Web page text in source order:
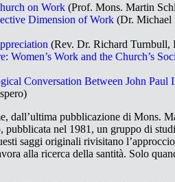
on Work (Prof. Mons. Martin
Dimension of Work (Dr. Michael
(Rev. Dr. Richard Turnbull,
Women’s Work and the Church’s
Conversation Between John Paul
dall’ultima pubblicazione di Mons.
nel 1981, un gruppo di
saggi originali rivisitano
alla ricerca della santità. Solo